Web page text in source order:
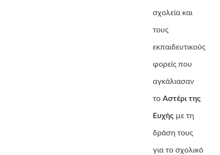
σχολεία και
τους
εκπαιδευτικούς
φορείς που
αγκάλιασαν
τοΑστέρι της
Ευχής με τη
δράση τους
για το σχολικό